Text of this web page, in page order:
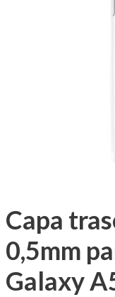
Capa
0,5mm
Galaxy